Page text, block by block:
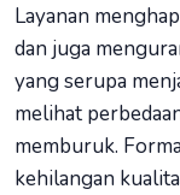
Layanan
dan juga
yang serupa
melihat
memburuk.
kehilangan